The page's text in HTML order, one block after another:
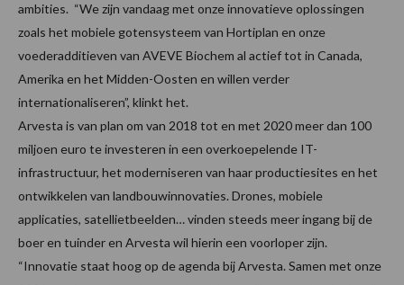
ambities. “We zijn vandaag met onze innovatieve oplossingen
zoals het mobiele gotensysteem van Hortiplan en onze
voederadditieven van AVEVE Biochem al actief tot in Canada,
Amerika en het Midden-Oosten en willen verder
internationaliseren”, klinkt het.
Arvesta is van plan om van 2018 tot en met 2020 meer dan 100
miljoen euro te investeren in een overkoepelende IT-
infrastructuur, het moderniseren van haar productiesites en het
ontwikkelen van landbouwinnovaties. Drones, mobiele
applicaties, satellietbeelden… vinden steeds meer ingang bij de
boer en tuinder en Arvesta wil hierin een voorloper zijn.
“Innovatie staat hoog op de agenda bij Arvesta. Samen met onze